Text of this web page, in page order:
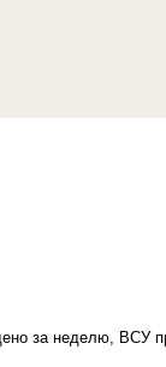
за неделю, ВСУ